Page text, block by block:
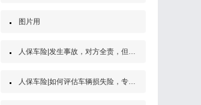
图片用
人保车险|发生事故，对方全责，但是他没买保险怎么办？
人保车险|如何评估车辆损失险，专家为你解答